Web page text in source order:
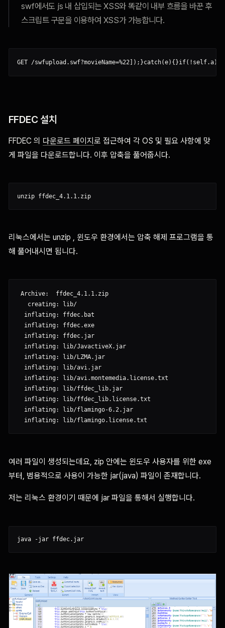
swf에서도 js 내 삽입되는 XSS와 똑같이 내부 흐름을 바꾼 후
스크립트 구문을 이용하여 XSS가 가능합니다.
FFDEC 설치
FFDEC 의 다운로드 페이지로 접근하여 각 OS 및 필요 사항에 맞
게 파일을 다운로드합니다. 이후 압축을 풀어줍시다.
리눅스에서는 unzip , 윈도우 환경에서는 압축 해제 프로그램을 통
해 풀어내시면 됩니다.
Archive:  ffdec_4.1.1.zip
   creating: lib/
  inflating: ffdec.bat
  inflating: ffdec.exe
  inflating: ffdec.jar
  inflating: lib/JavactiveX.jar
  inflating: lib/LZMA.jar
  inflating: lib/avi.jar
  inflating: lib/avi.montemedia.license.txt
  inflating: lib/ffdec_lib.jar
  inflating: lib/ffdec_lib.license.txt
  inflating: lib/flamingo-6.2.jar
여러 파일이 생성되는데요, zip 안에는 윈도우 사용자를 위한 exe
부터, 범용적으로 사용이 가능한 jar(java) 파일이 존재합니다.
저는 리눅스 환경이기 때문에 jar 파일을 통해서 실행합니다.